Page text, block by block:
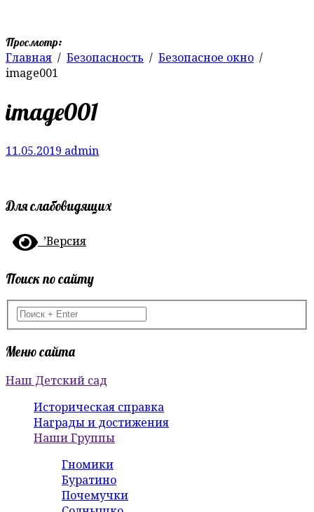
Просмотр:
Главная Безопасность
Безопасное окно
image001
image001
11.05.2019 admin
Для слабовидящих
’Версия
Поиск по сайту
Меню сайта
Наш Детский сад
Историческая справка
Награды и достижения
Наши Группы
Гномики
Буратино
Почемучки